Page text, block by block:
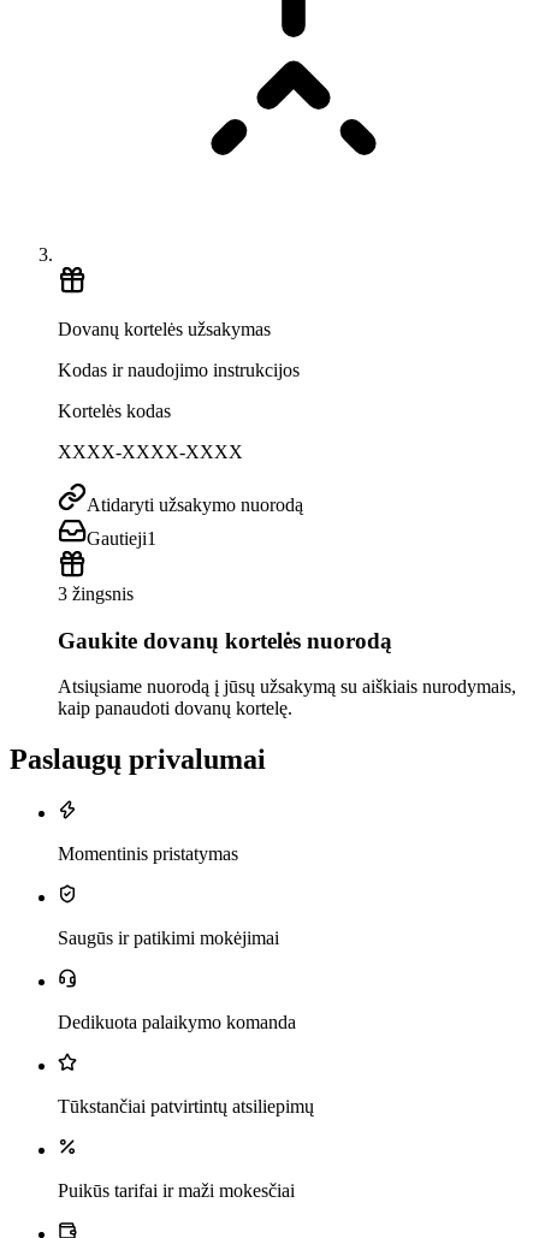
Dovanų kortelės užsakymas
Kodas ir naudojimo instrukcijos
Kortelės kodas
XXXX-XXXX-XXXX
Atidaryti užsakymo nuorodą
Gautieji1
3 žingsnis
Gaukite dovanų kortelės nuorodą
Atsiųsiame nuorodą į jūsų užsakymą su aiškiais nurodymais,
kaip panaudoti dovanų kortelę.
Paslaugų privalumai
Momentinis pristatymas
Saugūs ir patikimi mokėjimai
Dedikuota palaikymo komanda
Tūkstančiai patvirtintų atsiliepimų
Puikūs tarifai ir maži mokesčiai